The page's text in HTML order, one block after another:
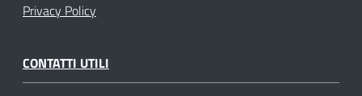
Privacy Policy
CONTATTI UTILI